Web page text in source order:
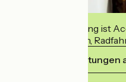
Diese Einrichtung ist
verpflichtet sich,
Ihre Verpflichtungen